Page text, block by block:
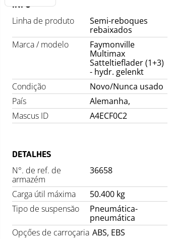
INFO
Linha de produto
Semi-reboques
rebaixados
Marca / modelo
Faymonville
Multimax
Satteltieflader (1+3)
- hydr. gelenkt
Condição
Novo/Nunca usado
País
Alemanha,
Mascus ID
A4ECF0C2
DETALHES
N°. de ref. de
armazém
36658
Carga útil máxima 50.400 kg
Tipo de suspensăo
Pneumática-
pneumática
Opçőes de carroçaria ABS, EBS